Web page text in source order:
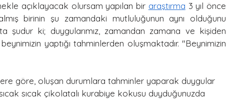
açıklayacak olursam yapılan bir araştırma 3 yıl önce
birinin şu zamandaki mutluluğunun aynı olduğunu
şudur ki; duygularımız, zamandan zamana ve kişiden
yaptığı tahminlerden oluşmaktadır. "Beynimizin
sıcak çikolatalı kurabiye kokusu duyduğunuzda